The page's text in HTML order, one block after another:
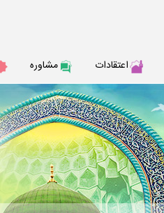
اعتقادات مشاوره